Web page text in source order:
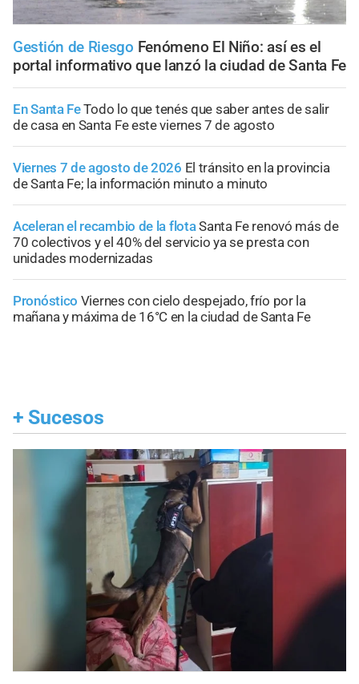
Gestión de Riesgo Fenómeno El Niño: así es el
portal informativo que lanzó la ciudad de Santa Fe
En Santa FeTodo lo que tenés que saber antes de salir
de casa en Santa Fe este viernes 7 de agosto
Viernes 7 de agosto de 2026 El tránsito en la provincia
de Santa Fe; la información minuto a minuto
Aceleran el recambio de la flotaSanta Fe renovó más de
70 colectivos y el 40% del servicio ya se presta con
unidades modernizadas
Pronóstico Viernes con cielo despejado, frío por la
mañana y máxima de 16°C en la ciudad de Santa Fe
+ Sucesos